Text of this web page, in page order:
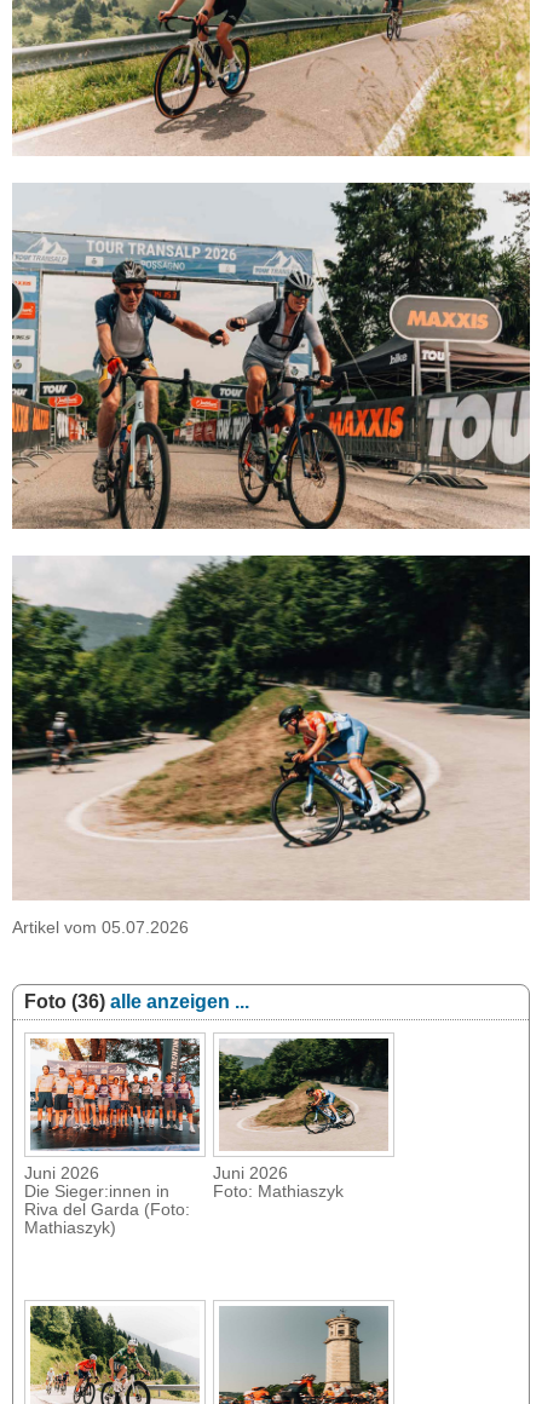
Artikel vom 05.07.2026
Foto (36) alle anzeigen ...
Juni 2026
Die Sieger:innen in
Riva del Garda (Foto:
Mathiaszyk)
Juni 2026
Foto: Mathiaszyk